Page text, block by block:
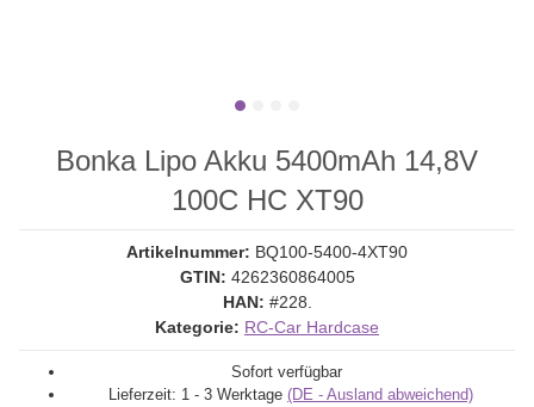
Bonka Lipo Akku 5400mAh 14,8V
100C HC XT90
Artikelnummer: BQ100-5400-4XT90
GTIN: 4262360864005
HAN: #228.
Kategorie: RC-Car Hardcase
Sofort verfügbar
Lieferzeit: 1 - 3 Werktage (DE - Ausland abweichend)